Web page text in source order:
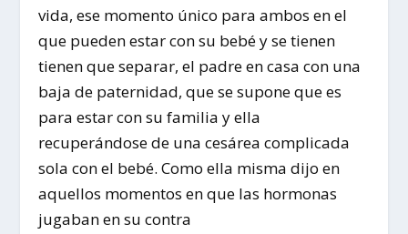
vida, ese momento único para ambos en el
que pueden estar con su bebé y se tienen
tienen que separar, el padre en casa con una
baja de paternidad, que se supone que es
para estar con su familia y ella
recuperándose de una cesárea complicada
sola con el bebé. Como ella misma dijo en
aquellos momentos en que las hormonas
jugaban en su contra